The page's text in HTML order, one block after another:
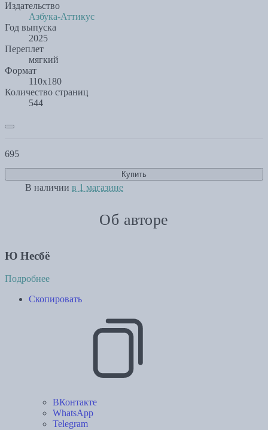
Издательство
Азбука-Аттикус
Год выпуска
2025
Переплет
мягкий
Формат
110х180
Количество страниц
544
695
Купить
В наличии в 1 магазине
Об авторе
Ю Несбё
Подробнее
Скопировать
ВКонтакте
WhatsApp
Telegram